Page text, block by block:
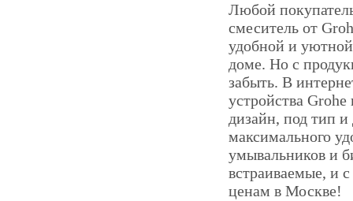
Любой
смеситель от
удобной и
доме. Но с
забыть. В
устройства
дизайн, под тип и
максимального
умывальников и
встраиваемые, и
ценам в Москве!